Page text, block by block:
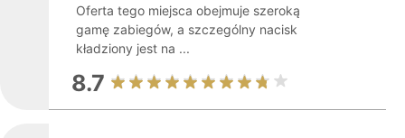
Oferta tego miejsca obejmuje szeroką
gamę zabiegów, a szczególny nacisk
kładziony jest na ...
8.7